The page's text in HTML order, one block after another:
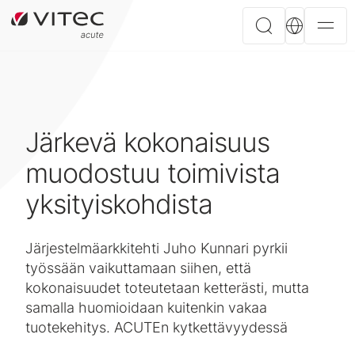
Järkevä kokonaisuus
muodostuu toimivista
yksityiskohdista
Järjestelmäarkkitehti Juho Kunnari pyrkii
työssään vaikuttamaan siihen, että
kokonaisuudet toteutetaan ketterästi, mutta
samalla huomioidaan kuitenkin vakaa
tuotekehitys. ACUTEn kytkettävyydessä